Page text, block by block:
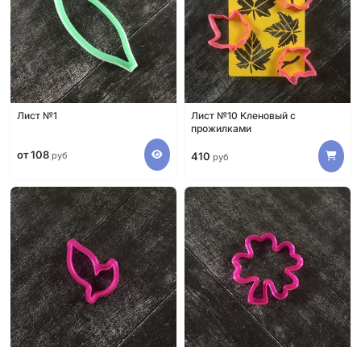
Лист №1
от 108 руб
Лист №10 Кленовый с
прожилками
410 руб